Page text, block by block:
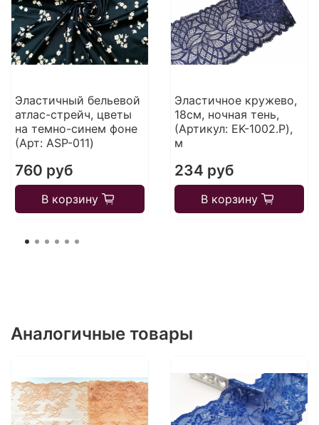
Эластичный бельевой
атлас-стрейч, цветы
на темно-синем фоне
(Арт: ASP-011)
760 руб
В корзину
Эластичное кружево,
18см, ночная тень,
(Артикул: EK-1002.P),
м
234 руб
В корзину
Аналогичные товары